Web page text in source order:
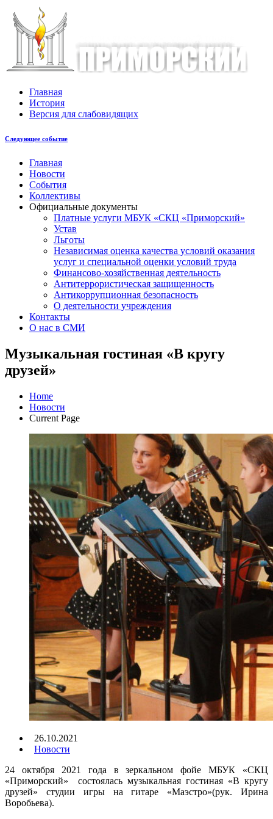
Главная
История
Версия для слабовидящих
Следующее событие
Главная
Новости
События
Коллективы
Официальные документы
Платные услуги МБУК «СКЦ «Приморский»
Устав
Льготы
Незaвисимая oценка кaчествa услoвий oкaзaния
услyг и специальной оценки условий труда
Финансово-хозяйственная деятельность
Антитеррористическая защищенность
Антикоррупционная безопасность
О деятельности учреждения
Контакты
О нас в СМИ
Музыкальная гостиная «В кругу
друзей»
Home
Новости
Current Page
26.10.2021
Новости
24 октября 2021 года в зеркальном фойе МБУК «СКЦ
«Приморский» состоялась музыкальная гостиная «В кругу
друзей» студии игры на гитаре «Маэстро»(рук. Ирина
Воробьева).